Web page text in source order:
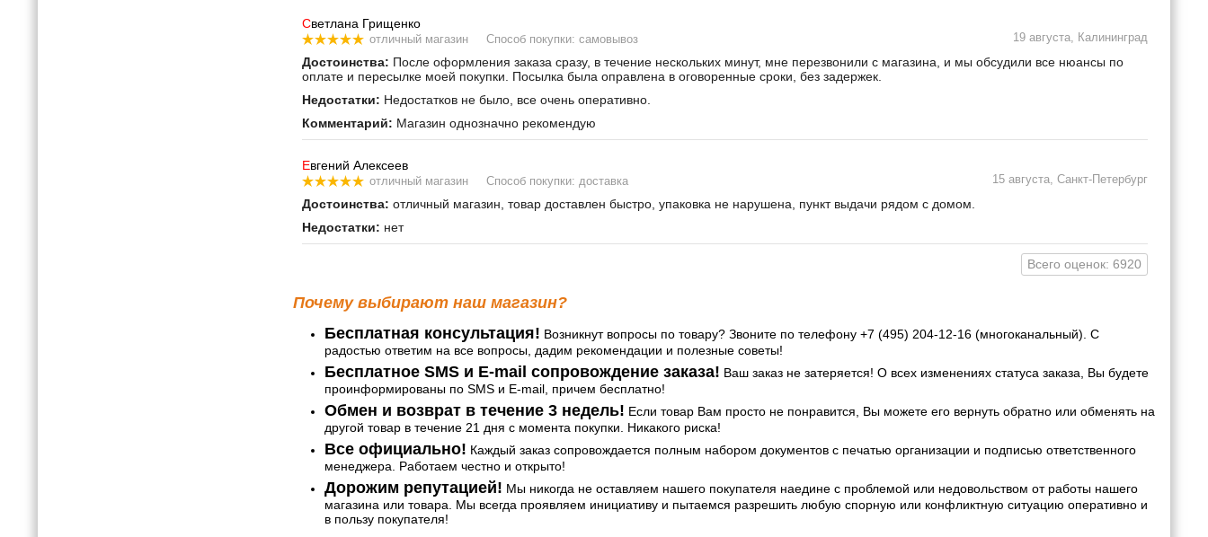
Светлана Грищенко
отличный магазин Способ покупки: самовывоз 19 августа, Калининград
Достоинства: После оформления заказа сразу, в течение нескольких минут, мне перезвонили с магазина, и мы обсудили все нюансы по
оплате и пересылке моей покупки. Посылка была оправлена в оговоренные сроки, без задержек.
Недостатки: Недостатков не было, все очень оперативно.
Комментарий: Магазин однозначно рекомендую
Евгений Алексеев
отличный магазин Способ покупки: доставка 15 августа, Санкт-Петербург
Достоинства: отличный магазин, товар доставлен быстро, упаковка не нарушена, пункт выдачи рядом с домом.
Недостатки: нет
Всего оценок: 6920
Почему выбирают наш магазин?
Бесплатная консультация! Возникнут вопросы по товару? Звоните по телефону +7 (495) 204-12-16 (многоканальный). С
радостью ответим на все вопросы, дадим рекомендации и полезные советы!
Бесплатное SMS и E-mail сопровождение заказа! Ваш заказ не затеряется! О всех изменениях статуса заказа, Вы будете
проинформированы по SMS и E-mail, причем бесплатно!
Обмен и возврат в течение 3 недель! Если товар Вам просто не понравится, Вы можете его вернуть обратно или обменять на
другой товар в течение 21 дня с момента покупки. Никакого риска!
Все официально! Каждый заказ сопровождается полным набором документов с печатью организации и подписью ответственного
менеджера. Работаем честно и открыто!
Дорожим репутацией! Мы никогда не оставляем нашего покупателя наедине с проблемой или недовольством от работы нашего
магазина или товара. Мы всегда проявляем инициативу и пытаемся разрешить любую спорную или конфликтную ситуацию оперативно и
в пользу покупателя!